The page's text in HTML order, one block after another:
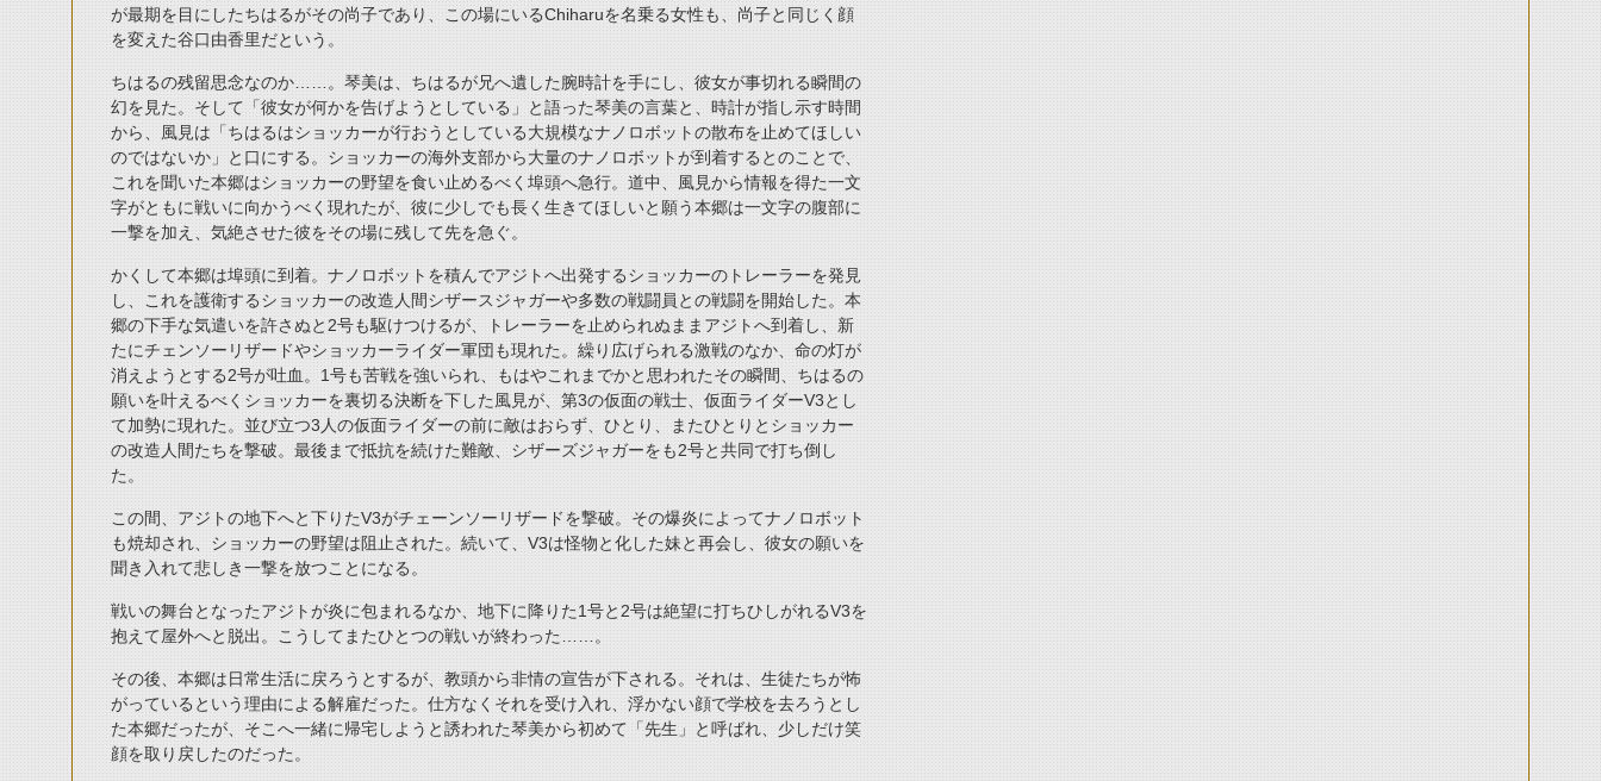
が最期を目にしたちはるがその尚子であり、この場にいるChiharuを名乗る女性も、尚子と同じく顔
を変えた谷口由香里だという。
ちはるの残留思念なのか……。琴美は、ちはるが兄へ遺した腕時計を手にし、彼女が事切れる瞬間の
幻を見た。そして「彼女が何かを告げようとしている」と語った琴美の言葉と、時計が指し示す時間
から、風見は「ちはるはショッカーが行おうとしている大規模なナノロボットの散布を止めてほしい
のではないか」と口にする。ショッカーの海外支部から大量のナノロボットが到着するとのことで、
これを聞いた本郷はショッカーの野望を食い止めるべく埠頭へ急行。道中、風見から情報を得た一文
字がともに戦いに向かうべく現れたが、彼に少しでも長く生きてほしいと願う本郷は一文字の腹部に
一撃を加え、気絶させた彼をその場に残して先を急ぐ。
かくして本郷は埠頭に到着。ナノロボットを積んでアジトへ出発するショッカーのトレーラーを発見
し、これを護衛するショッカーの改造人間シザースジャガーや多数の戦闘員との戦闘を開始した。本
郷の下手な気遣いを許さぬと2号も駆けつけるが、トレーラーを止められぬままアジトへ到着し、新
たにチェンソーリザードやショッカーライダー軍団も現れた。繰り広げられる激戦のなか、命の灯が
消えようとする2号が吐血。1号も苦戦を強いられ、もはやこれまでかと思われたその瞬間、ちはるの
願いを叶えるべくショッカーを裏切る決断を下した風見が、第3の仮面の戦士、仮面ライダーV3とし
て加勢に現れた。並び立つ3人の仮面ライダーの前に敵はおらず、ひとり、またひとりとショッカー
の改造人間たちを撃破。最後まで抵抗を続けた難敵、シザーズジャガーをも2号と共同で打ち倒し
た。
この間、アジトの地下へと下りたV3がチェーンソーリザードを撃破。その爆炎によってナノロボット
も焼却され、ショッカーの野望は阻止された。続いて、V3は怪物と化した妹と再会し、彼女の願いを
聞き入れて悲しき一撃を放つことになる。
戦いの舞台となったアジトが炎に包まれるなか、地下に降りた1号と2号は絶望に打ちひしがれるV3を
抱えて屋外へと脱出。こうしてまたひとつの戦いが終わった……。
その後、本郷は日常生活に戻ろうとするが、教頭から非情の宣告が下される。それは、生徒たちが怖
がっているという理由による解雇だった。仕方なくそれを受け入れ、浮かない顔で学校を去ろうとし
た本郷だったが、そこへ一緒に帰宅しようと誘われた琴美から初めて「先生」と呼ばれ、少しだけ笑
顔を取り戻したのだった。